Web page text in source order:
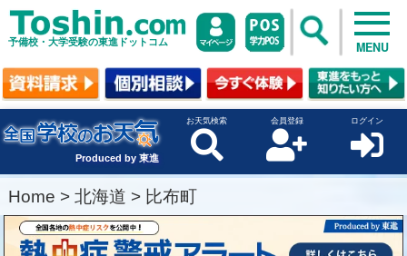
予備校・大学受験の東進ドットコム MENU
Produced by 東進
お天気検索 会員登録 ログイン
Home > 北海道 > 比布町